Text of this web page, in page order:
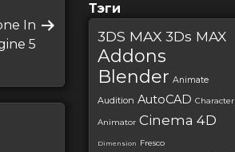
In
5
Тэги
3DS MAX 3Ds MAX
Addons
Blender Animate
Audition AutoCAD Character
Animator Cinema 4D
Dimension Fresco